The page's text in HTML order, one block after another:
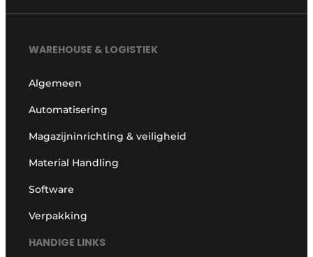
WAREHOUSE & LOGISTIEK
Algemeen
Automatisering
Magazijninrichting & veiligheid
Material Handling
Software
Verpakking
HANDIGE LINKS